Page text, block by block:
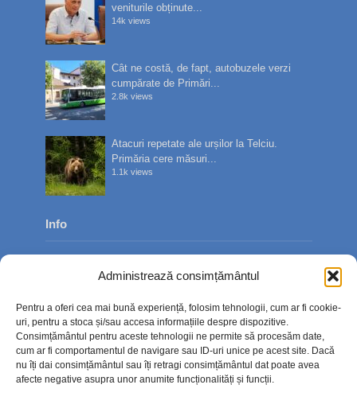
Administrează consimțământul
Pentru a oferi cea mai bună experiență, folosim tehnologii, cum ar fi cookie-
uri, pentru a stoca și/sau accesa informațiile despre dispozitive.
Consimțământul pentru aceste tehnologii ne permite să procesăm date,
cum ar fi comportamentul de navigare sau ID-uri unice pe acest site. Dacă
nu îți dai consimțământul sau îți retragi consimțământul dat poate avea
afecte negative asupra unor anumite funcționalități și funcții.
veniturile obținute...
14k views
Cât ne costă, de fapt, autobuzele verzi
cumpărate de Primări...
2.8k views
Atacuri repetate ale urșilor la Telciu.
Primăria cere măsuri...
1.1k views
Info
Contact
Politica de confidențialitate
Politică cookie-uri (UE)